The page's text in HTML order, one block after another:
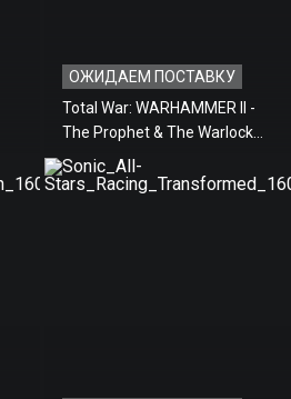
ОЖИДАЕМ ПОСТАВКУ
Total War: WARHAMMER II -
The Prophet & The Warlock
(Предзаказ)